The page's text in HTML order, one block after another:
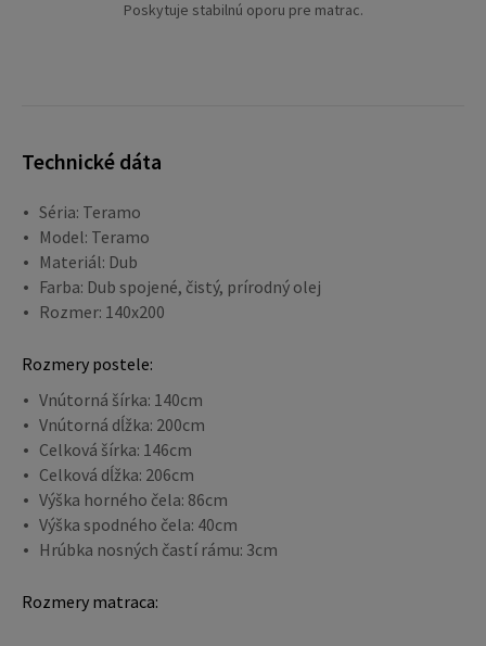
Poskytuje stabilnú oporu pre matrac.
Technické dáta
Séria: Teramo
Model: Teramo
Materiál: Dub
Farba: Dub spojené, čistý, prírodný olej
Rozmer: 140x200
Rozmery postele:
Vnútorná šírka: 140cm
Vnútorná dĺžka: 200cm
Celková šírka: 146cm
Celková dĺžka: 206cm
Výška horného čela: 86cm
Výška spodného čela: 40cm
Hrúbka nosných častí rámu: 3cm
Rozmery matraca: